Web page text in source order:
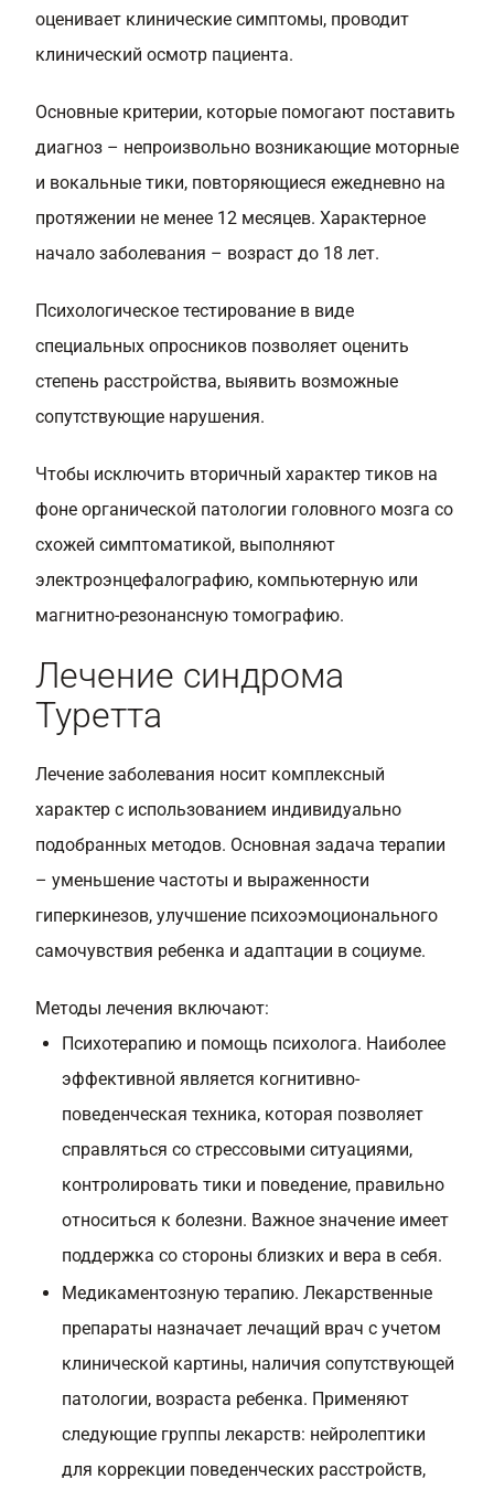
оценивает клинические симптомы, проводит
клинический осмотр пациента.
Основные критерии, которые помогают поставить
диагноз – непроизвольно возникающие моторные
и вокальные тики, повторяющиеся ежедневно на
протяжении не менее 12 месяцев. Характерное
начало заболевания – возраст до 18 лет.
Психологическое тестирование в виде
специальных опросников позволяет оценить
степень расстройства, выявить возможные
сопутствующие нарушения.
Чтобы исключить вторичный характер тиков на
фоне органической патологии головного мозга со
схожей симптоматикой, выполняют
электроэнцефалографию, компьютерную или
магнитно-резонансную томографию.
Лечение синдрома
Туретта
Лечение заболевания носит комплексный
характер с использованием индивидуально
подобранных методов. Основная задача терапии
– уменьшение частоты и выраженности
гиперкинезов, улучшение психоэмоционального
самочувствия ребенка и адаптации в социуме.
Методы лечения включают:
Психотерапию и помощь психолога. Наиболее
эффективной является когнитивно-
поведенческая техника, которая позволяет
справляться со стрессовыми ситуациями,
контролировать тики и поведение, правильно
относиться к болезни. Важное значение имеет
поддержка со стороны близких и вера в себя.
Медикаментозную терапию. Лекарственные
препараты назначает лечащий врач с учетом
клинической картины, наличия сопутствующей
патологии, возраста ребенка. Применяют
следующие группы лекарств: нейролептики
для коррекции поведенческих расстройств,